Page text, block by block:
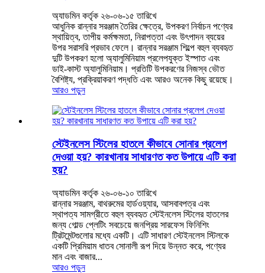
অ্যাডমিন কর্তৃক ২৬-০৬-১৫ তারিখে
আধুনিক রান্নার সরঞ্জাম তৈরির ক্ষেত্রে, উপকরণ নির্বাচন পণ্যের
স্থায়িত্ব, তাপীয় কর্মক্ষমতা, নিরাপত্তা এবং উৎপাদন ব্যয়ের
উপর সরাসরি প্রভাব ফেলে। রান্নার সরঞ্জাম শিল্পে বহুল ব্যবহৃত
দুটি উপকরণ হলো অ্যালুমিনিয়াম প্রলেপযুক্ত ইস্পাত এবং
ডাই-কাস্ট অ্যালুমিনিয়াম। প্রতিটি উপকরণের নিজস্ব ভৌত
বৈশিষ্ট্য, প্রক্রিয়াকরণ পদ্ধতি এবং আরও অনেক কিছু রয়েছে।
আরও পড়ুন
স্টেইনলেস স্টিলের হাতলে কীভাবে সোনার প্রলেপ
দেওয়া হয়? কারখানায় সাধারণত কত উপায়ে এটি করা
হয়?
অ্যাডমিন কর্তৃক ২৬-০৬-১০ তারিখে
রান্নার সরঞ্জাম, বাথরুমের হার্ডওয়্যার, আসবাবপত্র এবং
স্থাপত্য সামগ্রীতে বহুল ব্যবহৃত স্টেইনলেস স্টিলের হাতলের
জন্য গোল্ড প্লেটিং সবচেয়ে জনপ্রিয় সারফেস ফিনিশিং
ট্রিটমেন্টগুলোর মধ্যে একটি। এটি সাধারণ স্টেইনলেস স্টিলকে
একটি প্রিমিয়াম ধাতব সোনালী রূপ দিয়ে উন্নত করে, পণ্যের
মান এবং বাজার...
আরও পড়ুন